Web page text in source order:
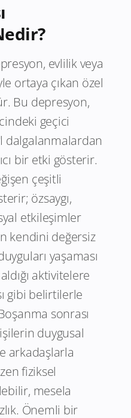
evlilik veya
ortaya çıkan özel
Bu depresyon,
geçici
dalgalanmalardan
bir etki gösterir.
çeşitli
özsaygı,
etkileşimler
kendini değersiz
yaşaması
aktivitelere
gibi belirtilerle
sonrası
duygusal
arkadaşlarla
fiziksel
mesela
Önemli bir